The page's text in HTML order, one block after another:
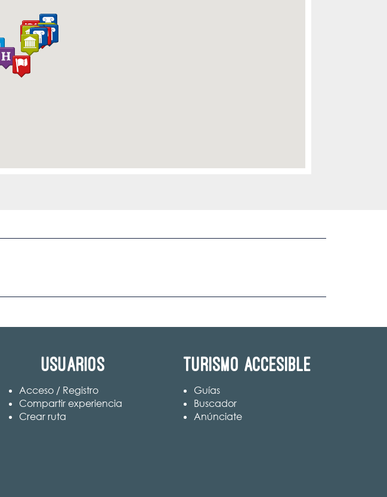
Usuarios
Acceso / Registro
Compartir experiencia
Crear ruta
Turismo accesible
Guías
Buscador
Anúnciate